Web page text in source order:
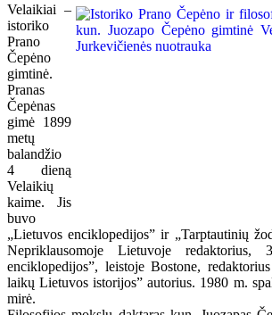
Velaikiai –
istoriko
Prano
Čepėno
gimtinė.
Pranas
Čepėnas
gimė 1899
metų
balandžio
4 dieną
Velaikių
kaime. Jis
buvo
„Lietuvos enciklopedijos” ir „Tarptautinių
Nepriklausomoje Lietuvoje redaktorius,
enciklopedijos”, leistoje Bostone,
laikų Lietuvos istorijos” autorius. 1980 m.
mirė.